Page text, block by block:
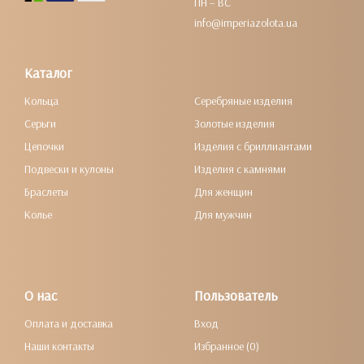
info@imperiazolota.ua
Каталог
Кольца
Серьги
Цепочки
Подвески и кулоны
Браслеты
Колье
Серебряные изделия
Золотые изделия
Изделия с бриллиантами
Изделия с камнями
Для женщин
Для мужчин
О нас
Оплата и доставка
Наши контакты
Пользователь
Вход
Избранное (0)